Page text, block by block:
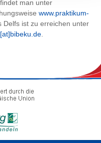
man unter
www.praktikum-
Delfs ist zu erreichen unter